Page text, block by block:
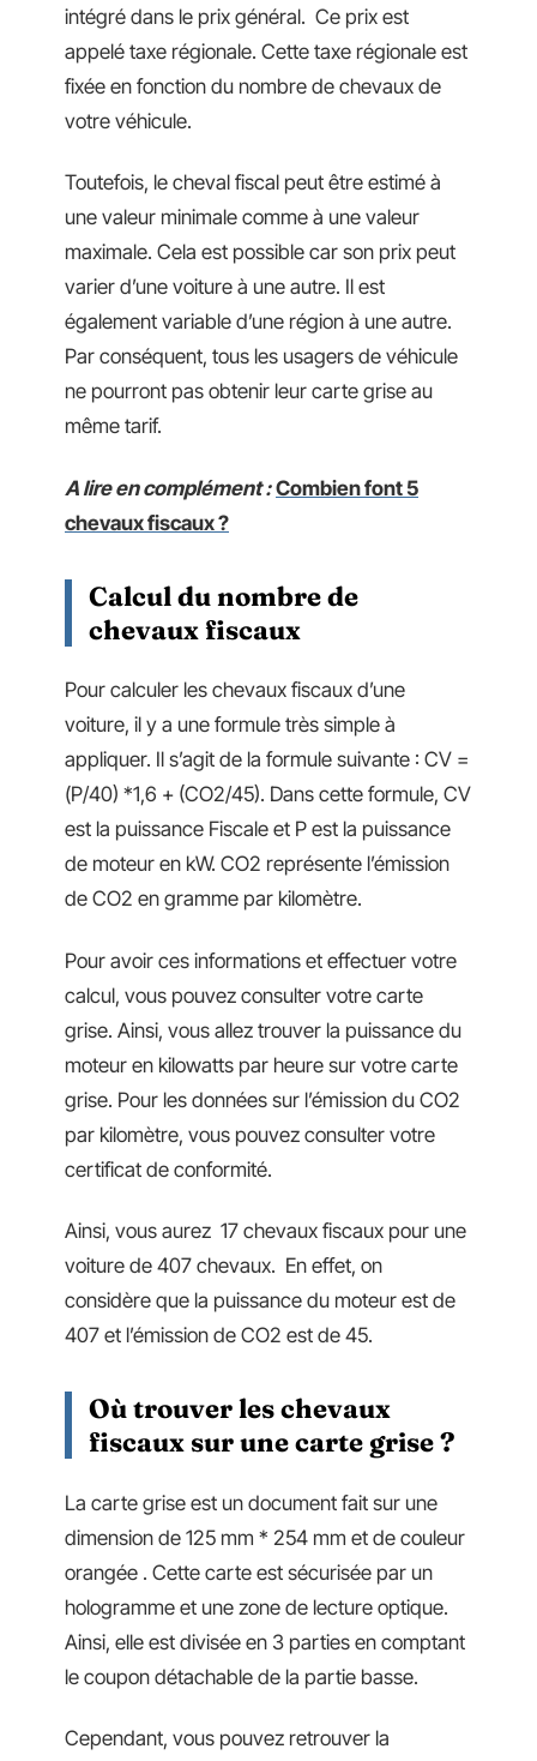
intégré dans le prix général. Ce prix est
appelé taxe régionale. Cette taxe régionale est
fixée en fonction du nombre de chevaux de
votre véhicule.
Toutefois, le cheval fiscal peut être estimé à
une valeur minimale comme à une valeur
maximale. Cela est possible car son prix peut
varier d’une voiture à une autre. Il est
également variable d’une région à une autre.
Par conséquent, tous les usagers de véhicule
ne pourront pas obtenir leur carte grise au
même tarif.
A lire en complément : Combien font 5
chevaux fiscaux ?
Calcul du nombre de
chevaux fiscaux
Pour calculer les chevaux fiscaux d’une
voiture, il y a une formule très simple à
appliquer. Il s’agit de la formule suivante : CV =
(P/40) *1,6 + (CO2/45). Dans cette formule, CV
est la puissance Fiscale et P est la puissance
de moteur en kW. CO2 représente l’émission
de CO2 en gramme par kilomètre.
Pour avoir ces informations et effectuer votre
calcul, vous pouvez consulter votre carte
grise. Ainsi, vous allez trouver la puissance du
moteur en kilowatts par heure sur votre carte
grise. Pour les données sur l’émission du CO2
par kilomètre, vous pouvez consulter votre
certificat de conformité.
Ainsi, vous aurez 17 chevaux fiscaux pour une
voiture de 407 chevaux. En effet, on
considère que la puissance du moteur est de
407 et l’émission de CO2 est de 45.
Où trouver les chevaux
fiscaux sur une carte grise ?
La carte grise est un document fait sur une
dimension de 125 mm * 254 mm et de couleur
orangée . Cette carte est sécurisée par un
hologramme et une zone de lecture optique.
Ainsi, elle est divisée en 3 parties en comptant
le coupon détachable de la partie basse.
Cependant, vous pouvez retrouver la